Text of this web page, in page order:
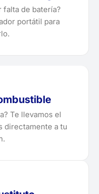
falta de batería?
portátil para
Te llevamos el
directamente a tu